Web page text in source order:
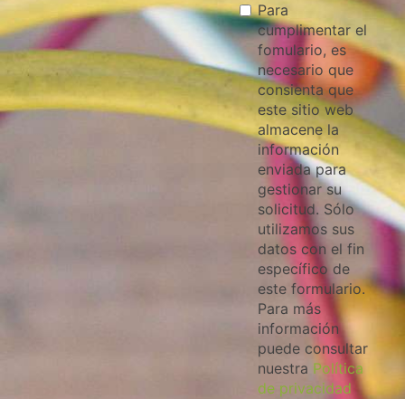
Para
cumplimentar el
fomulario, es
necesario que
consienta que
este sitio web
almacene la
información
enviada para
gestionar su
solicitud. Sólo
utilizamos sus
datos con el fin
específico de
este formulario.
Para más
información
puede consultar
nuestra Política
de privacidad